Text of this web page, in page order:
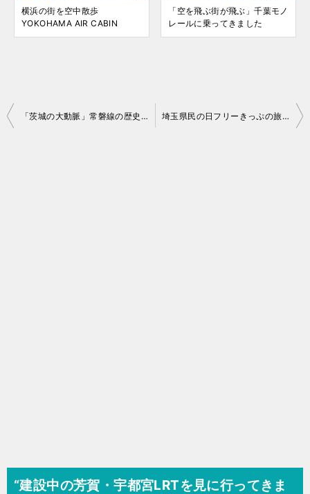
横浜の街を空中散歩
YOKOHAMA AIR CABIN
「空を飛ぶ街が飛ぶ」千葉モノ
レールに乗ってきました
投
「茨城の大動脈」常磐線の歴史と始発駅の変遷 埼玉県民の日フリーきっぷの旅2020
“建設中の芳賀・宇都宮LRTを見に行ってきま